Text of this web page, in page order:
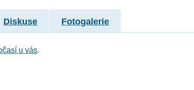
Diskuse Fotogalerie
u vás.